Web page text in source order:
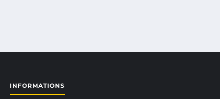
INFORMATIONS